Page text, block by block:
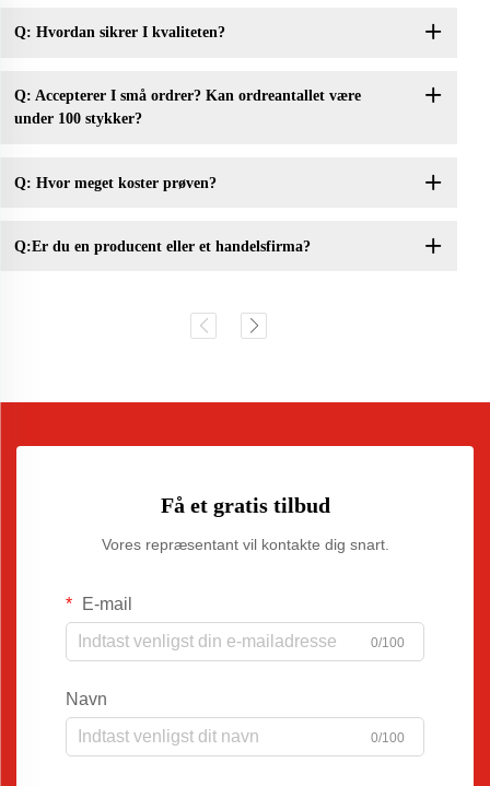
Q: Hvordan sikrer I kvaliteten?
Q: Accepterer I små ordrer? Kan ordreantallet være
under 100 stykker?
Q: Hvor meget koster prøven?
Q:Er du en producent eller et handelsfirma?
Få et gratis tilbud
Vores repræsentant vil kontakte dig snart.
E-mail
0/100
Navn
0/100